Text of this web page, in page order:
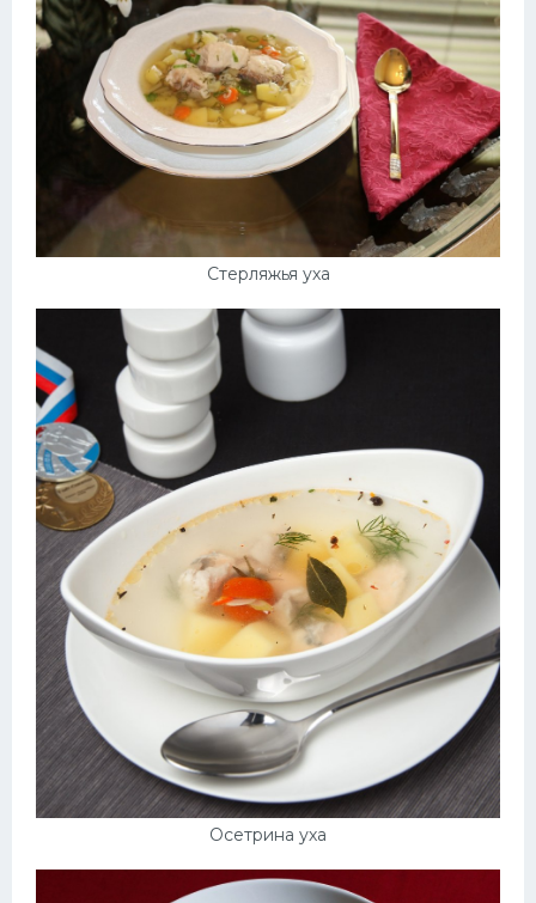
Стерляжья уха
Осетрина уха